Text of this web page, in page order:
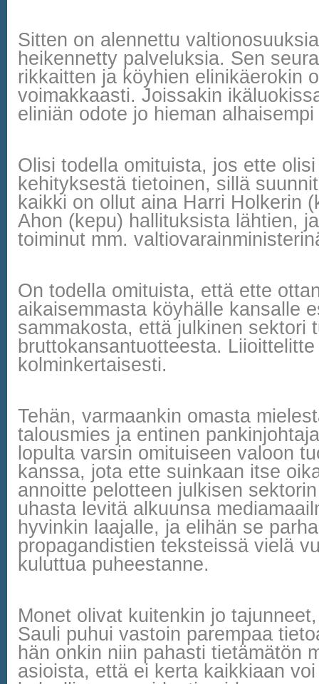
Sitten on alennettu
heikennetty palveluksia. Sen
rikkaitten ja köyhien elinikäerokin
voimakkaasti. Joissakin
eliniän odote jo hieman
Olisi todella omituista, jos ette
kehityksestä tietoinen, sillä
kaikki on ollut aina Harri Holkerin
Ahon (kepu) hallituksista lähtien,
toiminut mm.
On todella omituista, että ette
aikaisemmasta köyhälle kansalle
sammakosta, että julkinen sektori
bruttokansantuotteesta.
kolminkertaisesti.
Tehän, varmaankin omasta
talousmies ja entinen
lopulta varsin omituiseen valoon
kanssa, jota ette suinkaan itse
annoitte pelotteen julkisen
uhasta levitä alkuunsa
hyvinkin laajalle, ja elihän se
propagandistien teksteissä vielä
kuluttua puheestanne.
Monet olivat kuitenkin jo
Sauli puhui vastoin parempaa
hän onkin niin pahasti tietämätön
asioista, että ei kerta kaikkiaan